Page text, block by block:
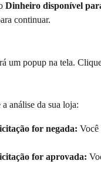
Dinheiro disponível
continuar.
um popup na tela.
análise da sua loja:
for negada: Você
for aprovada: